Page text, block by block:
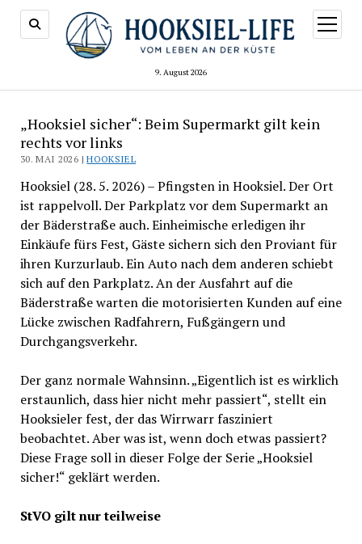
9. August 2026
Menü
öffnen
„Hooksiel sicher“: Beim Supermarkt gilt kein
rechts vor links
30. MAI 2026 |HOOKSIEL
Hooksiel (28. 5. 2026) – Pfingsten in Hooksiel. Der Ort
ist rappelvoll. Der Parkplatz vor dem Supermarkt an
der Bäderstraße auch. Einheimische erledigen ihr
Einkäufe fürs Fest, Gäste sichern sich den Proviant für
ihren Kurzurlaub. Ein Auto nach dem anderen schiebt
sich auf den Parkplatz. An der Ausfahrt auf die
Bäderstraße warten die motorisierten Kunden auf eine
Lücke zwischen Radfahrern, Fußgängern und
Durchgangsverkehr.
Der ganz normale Wahnsinn. „Eigentlich ist es wirklich
erstaunlich, dass hier nicht mehr passiert“, stellt ein
Hooksieler fest, der das Wirrwarr fasziniert
beobachtet. Aber was ist, wenn doch etwas passiert?
Diese Frage soll in dieser Folge der Serie „Hooksiel
sicher!“ geklärt werden.
StVO gilt nur teilweise